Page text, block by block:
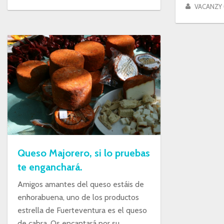
Queso Majorero, si lo pruebas
te enganchará.
Amigos amantes del queso estáis de
enhorabuena, uno de los productos
estrella de Fuerteventura es el queso